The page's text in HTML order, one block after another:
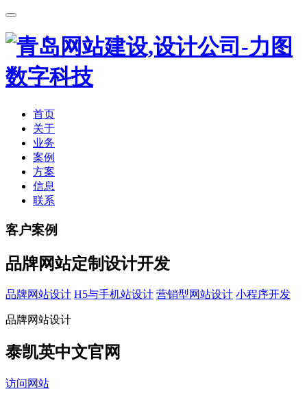
首页
关于
业务
案例
方案
信息
联系
客户案例
品牌网站定制设计开发
品牌网站设计 H5与手机站设计 营销型网站设计 小程序开发
品牌网站设计
泰凯英中文官网
访问网站